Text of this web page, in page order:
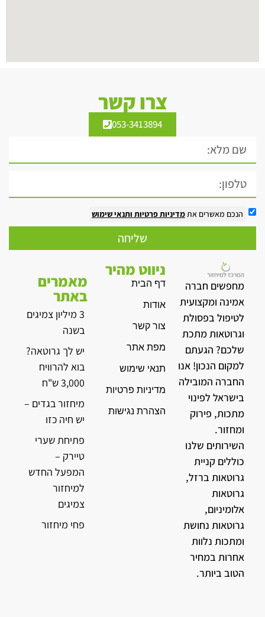
צרו קשר
053-3413894
הנכם מאשרים אתמדיניות פרטיות ותנאי שימוש
שליחה
מחפשים חברה
אמינה ומקצועית
לטיפול בפסולת
וגרוטאות מתכת
שלכם? הגעתם
למקום הנכון! אנו
החברה המובילה
בישראל לפינוי
מתכות, פירוק
ומחזור.
השירותים שלנו
כוללים קניית
גרוטאות ברזל,
גרוטאות
אלומיניום,
גרוטאות נחושת
ומתכות נלוות
אחרות במחיר
הטוב ביותר.
ניווט מהיר
דף הבית
אודות
צור קשר
מפת אתר
תנאי שימוש
מדיניות פרטיות
הצהרת נגישות
מאמרים
באתר
3 מיליון צמיגים
בשנה
יש לך גרוטאה?
בוא להרוויח
3,000 ש"ח
מיחזור בגדים –
יש חיה כזו
פתיחת שערי
טיירק –
המפעל החדש
למיחזור
צמיגים
פחי מיחזור